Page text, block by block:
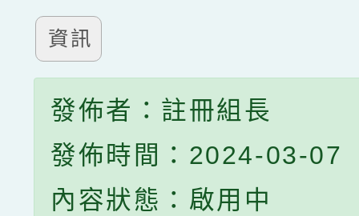
資訊
發佈者：註冊組長
發佈時間：2024-03-07
內容狀態：啟用中